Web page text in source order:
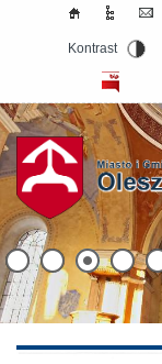
Kontrast